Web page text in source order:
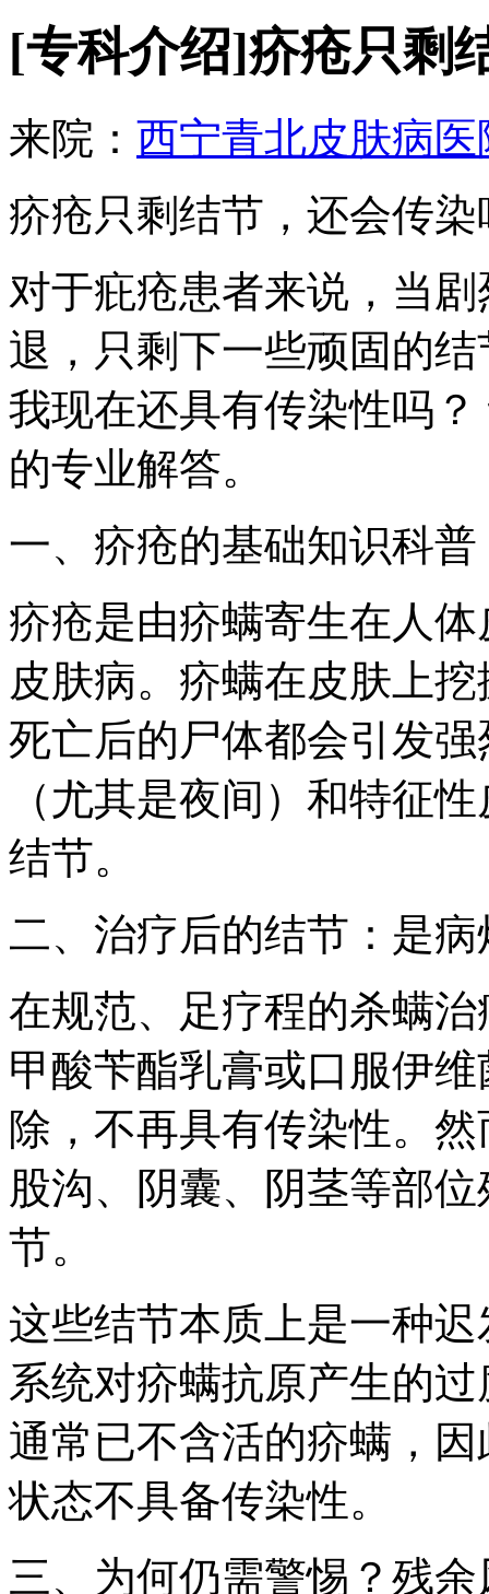
[专科介绍]疥疮只剩
来院： 西宁青北皮肤病医
疥疮只剩结节，还会传
对于疪疮患者来说，当
退，只剩下一些顽固的
我现在还具有传染性吗
的专业解答。
一、疥疮的基础知识科普
疥疮是由疥螨寄生在人
皮肤病。疥螨在皮肤上
死亡后的尸体都会引发
（尤其是夜间）和特征
结节。
二、治疗后的结节：是
在规范、足疗程的杀螨
甲酸苄酯乳膏或口服伊
除，不再具有传染性。
股沟、阴囊、阴茎等部
节。
这些结节本质上是一种
系统对疥螨抗原产生的
通常已不含活的疥螨，
状态不具备传染性。
三、为何仍需警惕？残